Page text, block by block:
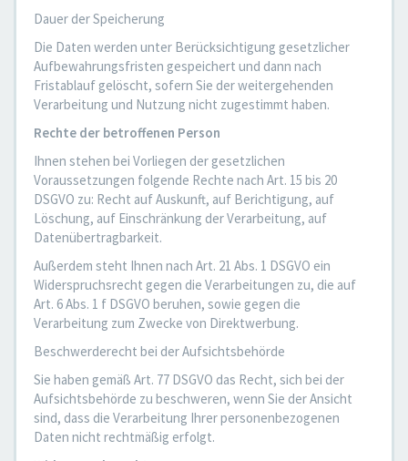
Dauer der Speicherung
Die Daten werden unter Berücksichtigung gesetzlicher
Aufbewahrungsfristen gespeichert und dann nach
Fristablauf gelöscht, sofern Sie der weitergehenden
Verarbeitung und Nutzung nicht zugestimmt haben.
Rechte der betroffenen Person
Ihnen stehen bei Vorliegen der gesetzlichen
Voraussetzungen folgende Rechte nach Art. 15 bis 20
DSGVO zu: Recht auf Auskunft, auf Berichtigung, auf
Löschung, auf Einschränkung der Verarbeitung, auf
Datenübertragbarkeit.
Außerdem steht Ihnen nach Art. 21 Abs. 1 DSGVO ein
Widerspruchsrecht gegen die Verarbeitungen zu, die auf
Art. 6 Abs. 1 f DSGVO beruhen, sowie gegen die
Verarbeitung zum Zwecke von Direktwerbung.
Beschwerderecht bei der Aufsichtsbehörde
Sie haben gemäß Art. 77 DSGVO das Recht, sich bei der
Aufsichtsbehörde zu beschweren, wenn Sie der Ansicht
sind, dass die Verarbeitung Ihrer personenbezogenen
Daten nicht rechtmäßig erfolgt.